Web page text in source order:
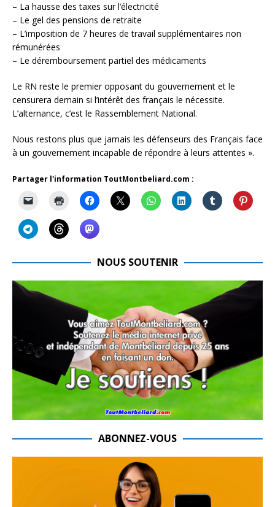
– La hausse des taxes sur l’électricité
– Le gel des pensions de retraite
– L’imposition de 7 heures de travail supplémentaires non
rémunérées
– Le déremboursement partiel des médicaments
Le RN reste le premier opposant du gouvernement et le
censurera demain si l’intérêt des français le nécessite.
L’alternance, c’est le Rassemblement National.
Nous restons plus que jamais les défenseurs des Français face
à un gouvernement incapable de répondre à leurs attentes ».
Partager l'information ToutMontbeliard.com :
NOUS SOUTENIR
ABONNEZ-VOUS